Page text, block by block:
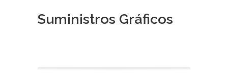
Suministros Gráficos